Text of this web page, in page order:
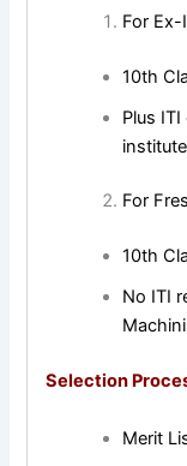
For
10th
Plus
institute
For
10th
No ITI
Selection
Merit